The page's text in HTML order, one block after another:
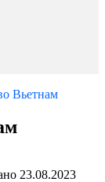
Вьетнам
23.08.2023